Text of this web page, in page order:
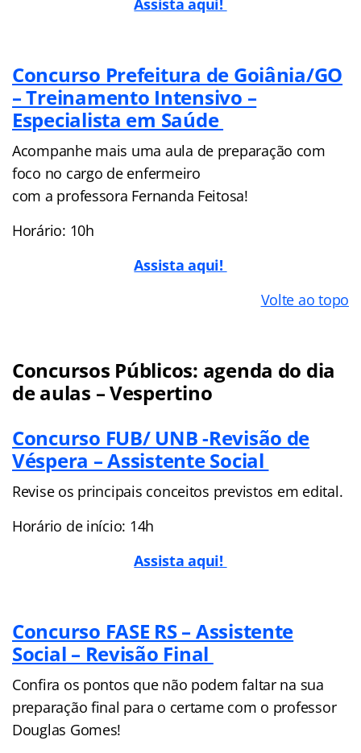
Assista aqui!
Concurso Prefeitura de Goiânia/GO
– Treinamento Intensivo –
Especialista em Saúde
Acompanhe mais uma aula de preparação com
foco no cargo de enfermeiro
com a professora Fernanda Feitosa!
Horário: 10h
Assista aqui!
Volte ao topo
Concursos Públicos: agenda do dia
de aulas – Vespertino
Concurso FUB/ UNB -Revisão de
Véspera – Assistente Social
Revise os principais conceitos previstos em edital.
Horário de início: 14h
Assista aqui!
Concurso FASE RS – Assistente
Social – Revisão Final
Confira os pontos que não podem faltar na sua
preparação final para o certame com o professor
Douglas Gomes!